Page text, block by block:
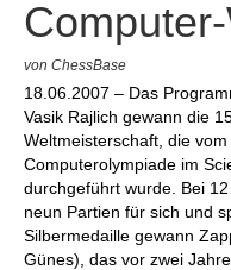
von ChessBase
18.06.2007 – Das
Vasik Rajlich gewann die
Weltmeisterschaft, die
Computerolympiade im
durchgeführt wurde. Bei
neun Partien für sich und
Silbermedaille gewann
Günes), das vor zwei